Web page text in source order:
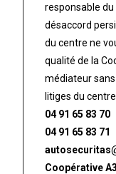
responsable
désaccord
du centre ne
qualité de la
médiateur
litiges du
04 91 65 83 70
04 91 65 83 71
Coopérative